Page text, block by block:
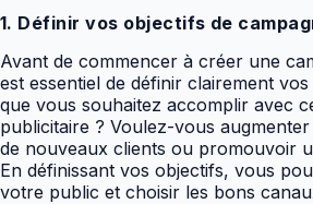
1. Définir vos objectifs de
Avant de commencer à créer une
est essentiel de définir clairement vos
que vous souhaitez accomplir avec
publicitaire ? Voulez-vous
de nouveaux clients ou promouvoir
En définissant vos objectifs, vous
votre public et choisir les bons